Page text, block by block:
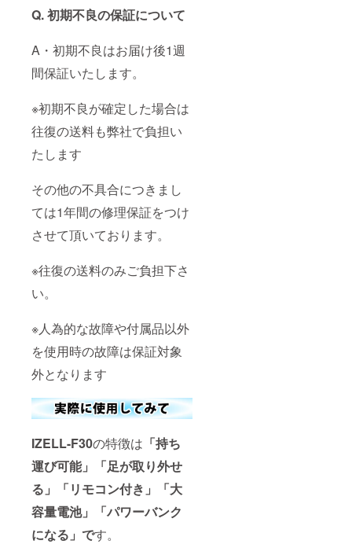
Q. 初期不良の保証について
A・初期不良はお届け後1週
間保証いたします。
※初期不良が確定した場合は
往復の送料も弊社で負担い
たします
その他の不具合につきまし
ては1年間の修理保証をつけ
させて頂いております。
※往復の送料のみご負担下さ
い。
※人為的な故障や付属品以外
を使用時の故障は保証対象
外となります
IZELL-F30の特徴は 「持ち
運び可能」
「足が取り外せ
る」「リモコン付き」「大
容量電池」「パワーバンク
になる」です。